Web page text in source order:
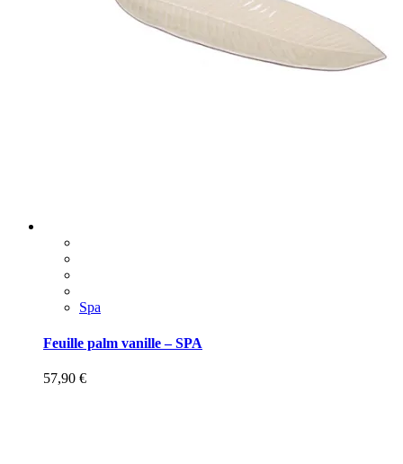
Spa
Feuille palm vanille – SPA
57,90 €